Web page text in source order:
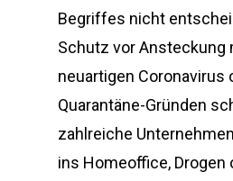
Begriffes nicht
Schutz vor Ansteckung
neuartigen Coronavirus
Quarantäne-Gründen
zahlreiche
ins Homeoffice, Drogen